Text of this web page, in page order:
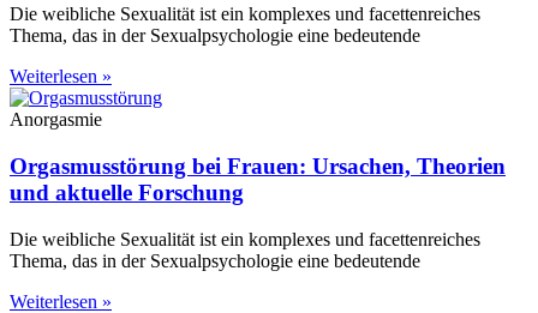
Die weibliche Sexualität ist ein komplexes und facettenreiches
Thema, das in der Sexualpsychologie eine bedeutende
Weiterlesen »
Anorgasmie
Orgasmusstörung bei Frauen: Ursachen, Theorien
und aktuelle Forschung
Die weibliche Sexualität ist ein komplexes und facettenreiches
Thema, das in der Sexualpsychologie eine bedeutende
Weiterlesen »